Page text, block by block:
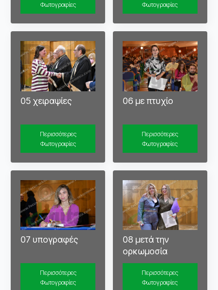
Φωτογραφίες
Φωτογραφίες
05 χειραψίες
Περισσότερες
Φωτογραφίες
06 με πτυχίο
Περισσότερες
Φωτογραφίες
07 υπογραφές
Περισσότερες
Φωτογραφίες
08 μετά την
ορκωμοσία
Περισσότερες
Φωτογραφίες